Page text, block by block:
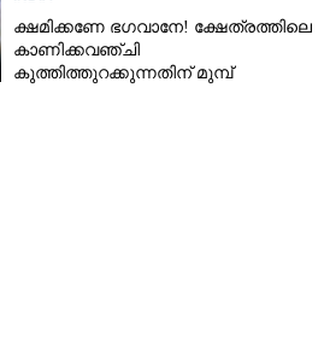
ക്ഷമിക്കണേ ഭഗവാനേ! ക്ഷേത്രത്തിലെ
കാണിക്കവഞ്ചി
കുത്തിത്തുറക്കുന്നതിന് മുമ്പ്